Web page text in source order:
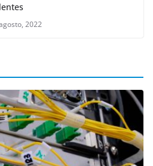
2022